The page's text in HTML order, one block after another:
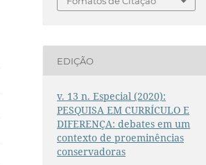
EDIÇÃO
v. 13 n. Especial (2020):
PESQUISA EM CURRÍCULO E
DIFERENÇA: debates em um
contexto de proeminências
conservadoras